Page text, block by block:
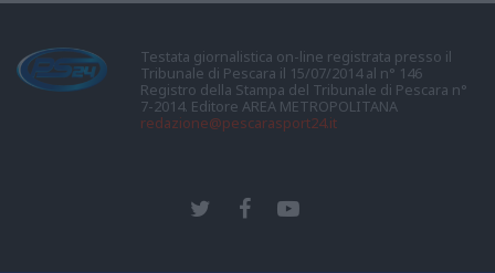
Testata giornalistica on-line registrata presso il
Tribunale di Pescara il 15/07/2014 al n° 146
Registro della Stampa del Tribunale di Pescara n°
7-2014. Editore AREA METROPOLITANA
redazione@pescarasport24.it